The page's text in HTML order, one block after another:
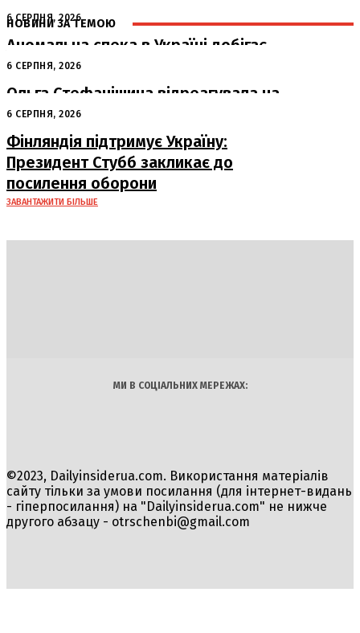
НОВИНИ ЗА ТЕМОЮ
6 СЕРПНЯ, 2026
Аномальна спека в Україні добігає
кінця: очікується похолодання
6 СЕРПНЯ, 2026
Ольга Стефанішина відреагувала на
підозри від НАБУ та САП
6 СЕРПНЯ, 2026
Фінляндія підтримує Україну:
Президент Стубб закликає до
посилення оборони
ЗАВАНТАЖИТИ БІЛЬШЕ
МИ В СОЦІАЛЬНИХ МЕРЕЖАХ:
©2023, Dailyinsiderua.com. Використання матеріалів
сайту тільки за умови посилання (для інтернет-видань
- гіперпосилання) на "Dailyinsiderua.com" не нижче
другого абзацу - otrschenbi@gmail.com